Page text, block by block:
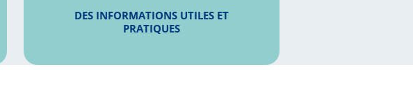
DES INFORMATIONS UTILES ET
PRATIQUES